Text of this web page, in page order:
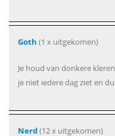
Goth (1 x uitgekomen)
Je houd van donkere
je niet iedere dag ziet en
Nerd(12 x uitgekomen)